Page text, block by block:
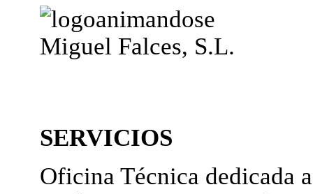
Miguel Falces, S.L.
SERVICIOS
Oficina Técnica dedicada